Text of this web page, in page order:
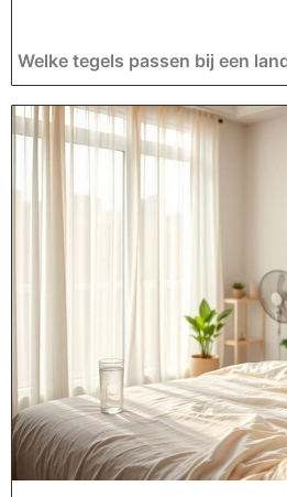
Welke tegels passen bij een